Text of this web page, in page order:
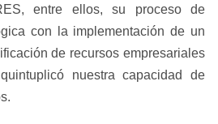
entre ellos, su proceso de
con la implementación de un
de recursos empresariales
nuestra capacidad de